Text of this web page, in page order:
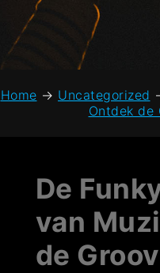
Home → Uncategorized
Ontdek de
De
van
de